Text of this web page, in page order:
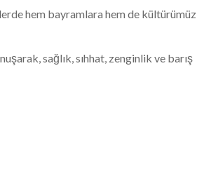
hem bayramlara hem de kültürümüz
sağlık, sıhhat, zenginlik ve barış